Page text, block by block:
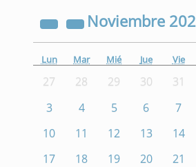
Noviembre
Lun Mar Mié Jue Vie
27 28 29 30 31
3
4 5 6 7
10
11 12 13 14
17
18 19 20 21